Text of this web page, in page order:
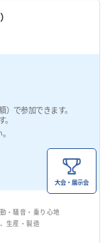
で参加できます。
大会・展示会
・騒音・乗り心地
生産・製造